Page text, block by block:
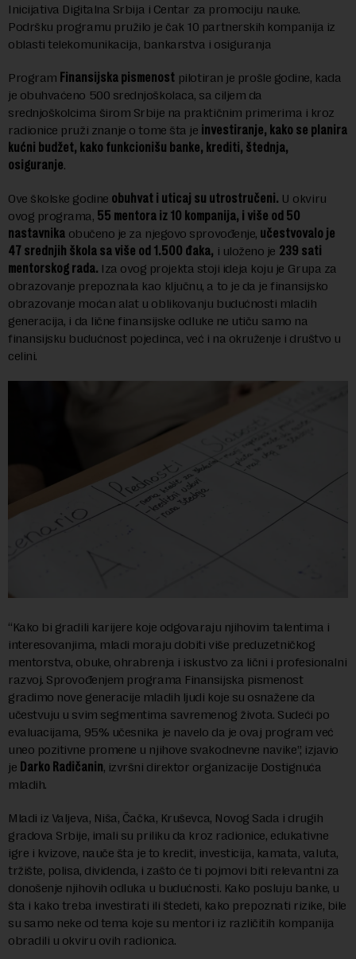
Inicijativa Digitalna Srbija i Centar za promociju nauke.
Podršku programu pružilo je čak 10 partnerskih kompanija iz
oblasti telekomunikacija, bankarstva i osiguranja
Program Finansijska pismenost pilotiran je prošle godine, kada
je obuhvaćeno 500 srednjoškolaca, sa ciljem da
srednjoškolcima širom Srbije na praktičnim primerima i kroz
radionice pruži znanje o tome šta je investiranje, kako se planira
kućni budžet, kako funkcionišu banke, krediti, štednja,
osiguranje.
Ove školske godine obuhvat i uticaj su utrostručeni. U okviru
ovog programa, 55 mentora iz 10 kompanija, i više od 50
nastavnika obučeno je za njegovo sprovođenje, učestvovalo je
47 srednjih škola sa više od 1.500 đaka, i uloženo je 239 sati
mentorskog rada. Iza ovog projekta stoji ideja koju je Grupa za
obrazovanje prepoznala kao ključnu, a to je da je finansijsko
obrazovanje moćan alat u oblikovanju budućnosti mladih
generacija, i da lične finansijske odluke ne utiču samo na
finansijsku budućnost pojedinca, već i na okruženje i društvo u
celini.
“Kako bi gradili karijere koje odgovaraju njihovim talentima i
interesovanjima, mladi moraju dobiti više preduzetničkog
mentorstva, obuke, ohrabrenja i iskustvo za lični i profesionalni
razvoj. Sprovođenjem programa Finansijska pismenost
gradimo nove generacije mladih ljudi koje su osnažene da
učestvuju u svim segmentima savremenog života. Sudeći po
evaluacijama, 95% učesnika je navelo da je ovaj program već
uneo pozitivne promene u njihove svakodnevne navike”, izjavio
je Darko Radičanin, izvršni direktor organizacije Dostignuća
mladih.
Mladi iz Valjeva, Niša, Čačka, Kruševca, Novog Sada i drugih
gradova Srbije, imali su priliku da kroz radionice, edukativne
igre i kvizove, nauče šta je to kredit, investicija, kamata, valuta,
tržište, polisa, dividenda, i zašto će ti pojmovi biti relevantni za
donošenje njihovih odluka u budućnosti. Kako posluju banke, u
šta i kako treba investirati ili štedeti, kako prepoznati rizike, bile
su samo neke od tema koje su mentori iz različitih kompanija
obradili u okviru ovih radionica.